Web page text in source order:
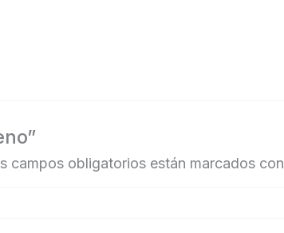
campos obligatorios están marcados con